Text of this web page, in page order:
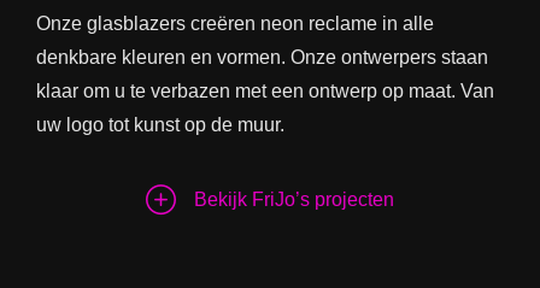
Onze glasblazers creëren neon reclame in alle
denkbare kleuren en vormen. Onze ontwerpers staan
klaar om u te verbazen met een ontwerp op maat. Van
uw logo tot kunst op de muur.
Bekijk FriJo’s projecten